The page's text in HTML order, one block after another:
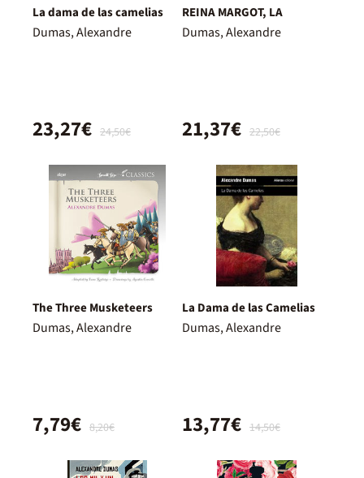
La dama de las camelias
Dumas, Alexandre
24,50€
23,27€
REINA MARGOT, LA
Dumas, Alexandre
22,50€
21,37€
The Three Musketeers
Dumas, Alexandre
8,20€
7,79€
La Dama de las Camelias
Dumas, Alexandre
14,50€
13,77€